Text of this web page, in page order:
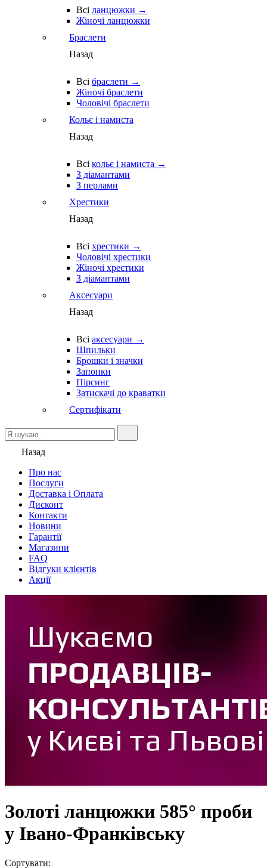
Всі ланцюжки →
Жіночі ланцюжки
Браслети
Назад
Всі браслети →
Жіночі браслети
Чоловічі браслети
Кольє і намиста
Назад
Всі кольє і намиста →
З діамантами
З перлами
Хрестики
Назад
Всі хрестики →
Чоловічі хрестики
Жіночі хрестики
З діамантами
Аксесуари
Назад
Всі аксесуари →
Шпильки
Брошки і значки
Запонки
Пірсинг
Затискачі до краватки
Сертифікати
Назад
Про нас
Послуги
Доставка і Оплата
Дисконт
Контакти
Новини
Гарантії
Магазини
FAQ
Відгуки клієнтів
Акції
Золоті ланцюжки 585° проби
у Івано-Франківську
Сортувати: